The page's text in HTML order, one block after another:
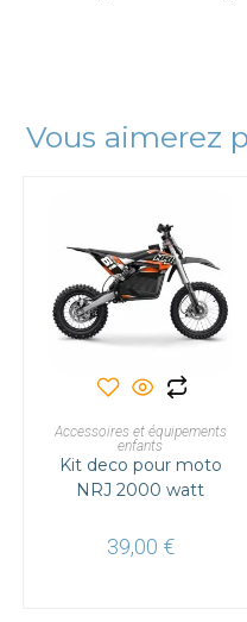
Vous aimerez
CHOIX DES OPTIONS
Les
options
peuvent
Accessoires et équipements
enfants
Kit deco pour moto
NRJ 2000 watt
39,00 €